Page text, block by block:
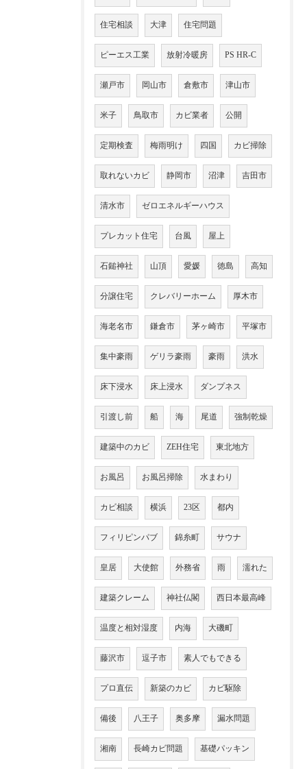
住宅相談 大津 住宅問題
ピーエス工業 放射冷暖房 PS HR-C
瀬戸市 岡山市 倉敷市 津山市
米子 鳥取市 カビ業者 公開
定期検査 梅雨明け 四国 カビ掃除
取れないカビ 静岡市 沼津 吉田市
清水市 ゼロエネルギーハウス
プレカット住宅 台風 屋上
石鎚神社 山頂 愛媛 徳島 高知
分譲住宅 クレバリーホーム 厚木市
海老名市 鎌倉市 茅ヶ崎市 平塚市
集中豪雨 ゲリラ豪雨 豪雨 洪水
床下浸水 床上浸水 ダンプネス
引渡し前 船 海 尾道 強制乾燥
建築中のカビ ZEH住宅 東北地方
お風呂 お風呂掃除 水まわり
カビ相談 横浜 23区 都内
フィリピンパブ 錦糸町 サウナ
皇居 大使館 外務省 雨 濡れた
建築クレーム 神社仏閣 西日本最高峰
温度と相対湿度 内海 大磯町
藤沢市 逗子市 素人でもできる
プロ直伝 新築のカビ カビ駆除
備後 八王子 奥多摩 漏水問題
湘南 長崎カビ問題 基礎パッキン